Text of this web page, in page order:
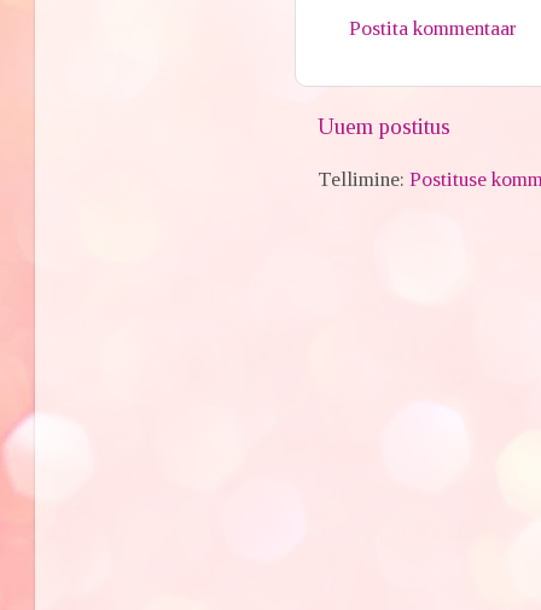
Postita kommentaar
Uuem postitus
Tellimine:Postituse